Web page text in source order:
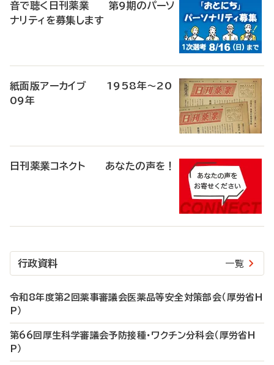
音で聴く日刊薬業 第9期のパーソ
ナリティを募集します
紙面版アーカイブ 1958年～20
09年
日刊薬業コネクト あなたの声を！
行政資料 一覧
令和8年度第2回薬事審議会医薬品等安全対策部会（厚労省H
P）
第66回厚生科学審議会予防接種・ワクチン分科会（厚労省H
P）